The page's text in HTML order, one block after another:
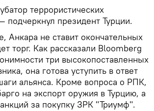
террористических
подчеркнул президент Турции.
Анкара не ставит окончательных
торг. Как рассказали Bloomberg
три высокопоставленных
она готова уступить в ответ
альянса. Кроме вопроса о РПК,
на экспорт оружия в Турцию, а
за покупку ЗРК "Триумф".